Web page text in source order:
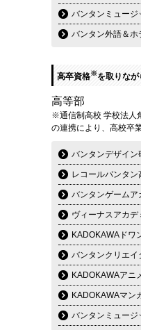
バンタンミュー
バンタン外語＆
高卒資格※を取りな
高等部
※通信制高校 学校法人
の連携により、高校卒
バンタンデザイン
レコールバンタン
バンタンゲームア
ヴィーナスアカデ
KADOKAWAドワ
バンタンクリエ
KADOKAWAアニ
KADOKAWAマン
バンタンミュー